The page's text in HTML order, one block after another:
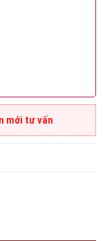
mới tư vấn